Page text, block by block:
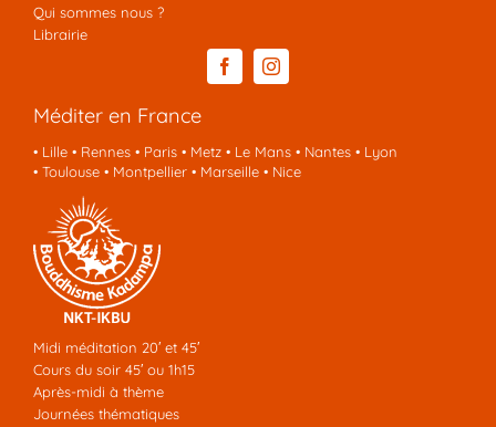
Qui sommes nous ?
Librairie
Méditer en France
• Lille• Rennes• Paris• Metz• Le Mans• Nantes• Lyon
• Toulouse• Montpellier• Marseille• Nice
Midi méditation 20′ et 45′
Cours du soir 45′ ou 1h15
Après-midi à thème
Journées thématiques